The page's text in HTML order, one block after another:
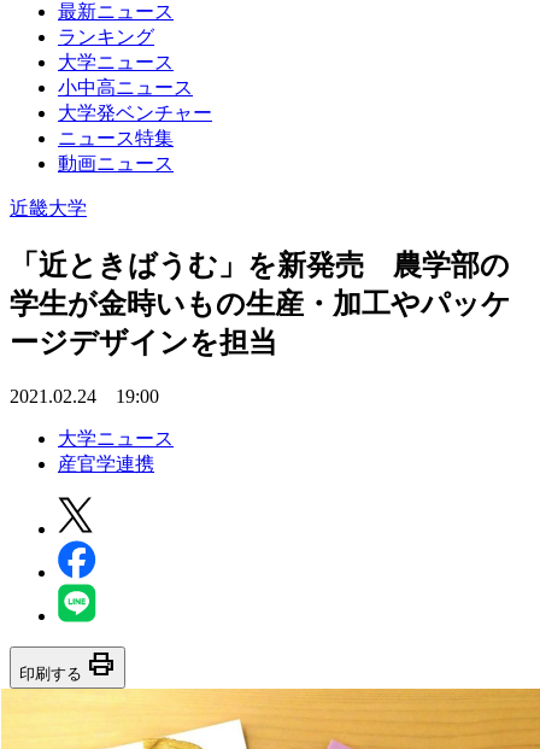
最新ニュース
ランキング
大学ニュース
小中高ニュース
大学発ベンチャー
ニュース特集
動画ニュース
近畿大学
「近ときばうむ」を新発売 農学部の
学生が金時いもの生産・加工やパッケ
ージデザインを担当
2021.02.24 19:00
大学ニュース
産官学連携
印刷する print